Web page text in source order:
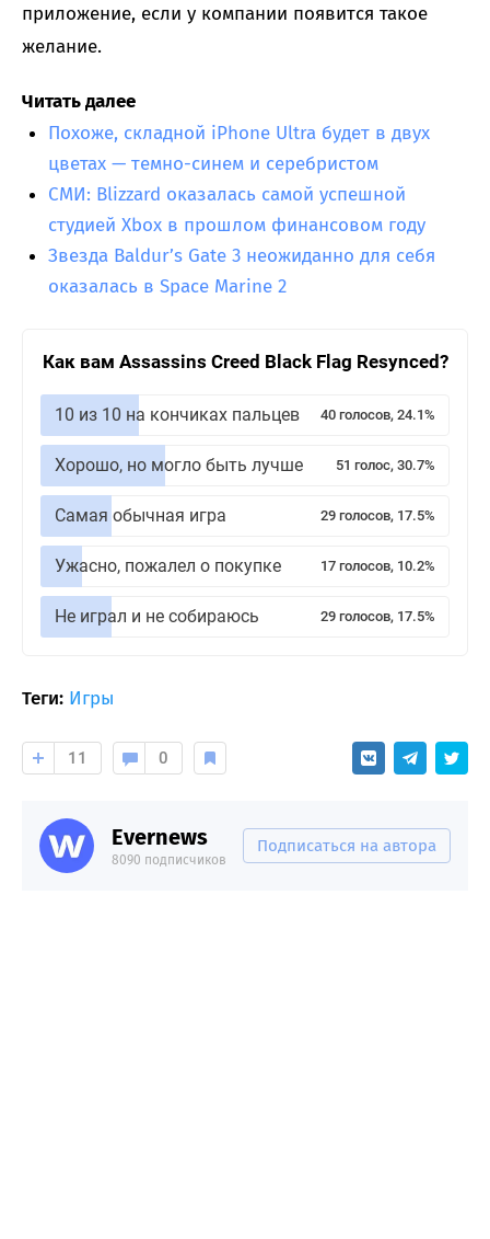
приложение, если у компании появится такое
желание.
Читать далее
Похоже, складной iPhone Ultra будет в двух
цветах — темно-синем и серебристом
СМИ: Blizzard оказалась самой успешной
студией Xbox в прошлом финансовом году
Звезда Baldur’s Gate 3 неожиданно для себя
оказалась в Space Marine 2
Как вам Assassins Creed Black Flag Resynced?
10 из 10 на кончиках пальцев 40 голосов, 24.1%
Хорошо, но могло быть лучше 51 голос, 30.7%
Самая обычная игра 29 голосов, 17.5%
Ужасно, пожалел о покупке 17 голосов, 10.2%
Не играл и не собираюсь 29 голосов, 17.5%
Теги: Игры
11 0
Evernews
8090 подписчиков
Подписаться на автора